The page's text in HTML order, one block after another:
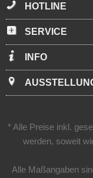
HOTLINE
SERVICE
INFO
* Alle Preise inkl.
werden, soweit
Alle Maßangaben